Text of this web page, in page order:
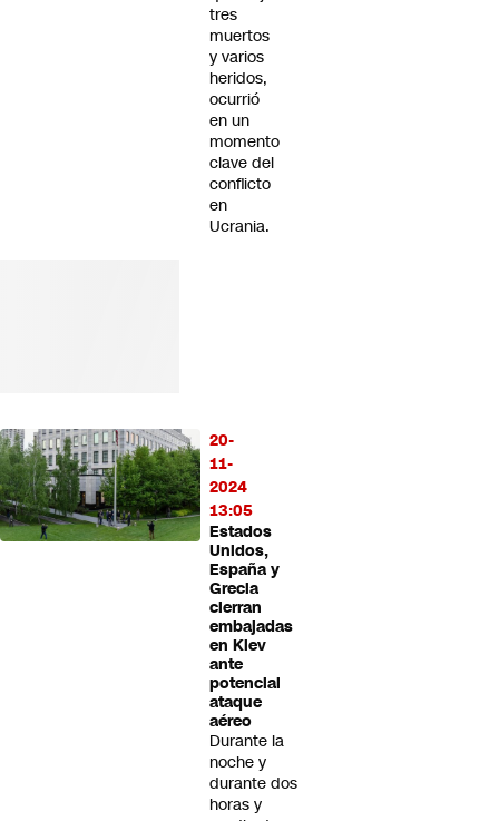
tres
muertos
y varios
heridos,
ocurrió
en un
momento
clave del
conflicto
en
Ucrania.
20-
11-
2024
13:05
Estados
Unidos,
España y
Grecia
cierran
embajadas
en Kiev
ante
potencial
ataque
aéreo
Durante la
noche y
durante dos
horas y